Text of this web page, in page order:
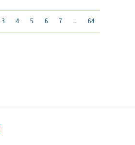
3 4 5 6 7 … 64